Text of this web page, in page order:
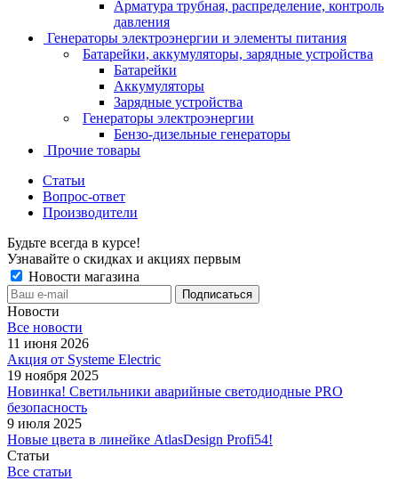
Арматура трубная, распределение, контроль
давления
Генераторы электроэнергии и элементы питания
Батарейки, аккумуляторы, зарядные устройства
Батарейки
Аккумуляторы
Зарядные устройства
Генераторы электроэнергии
Бензо-дизельные генераторы
Прочие товары
Статьи
Вопрос-ответ
Производители
Будьте всегда в курсе!
Узнавайте о скидках и акциях первым
Новости магазина
Новости
Все новости
11 июня 2026
Акция от Systeme Electric
19 ноября 2025
Новинка! Светильники аварийные светодиодные PRO
безопасность
9 июля 2025
Новые цвета в линейке AtlasDesign Profi54!
Статьи
Все статьи